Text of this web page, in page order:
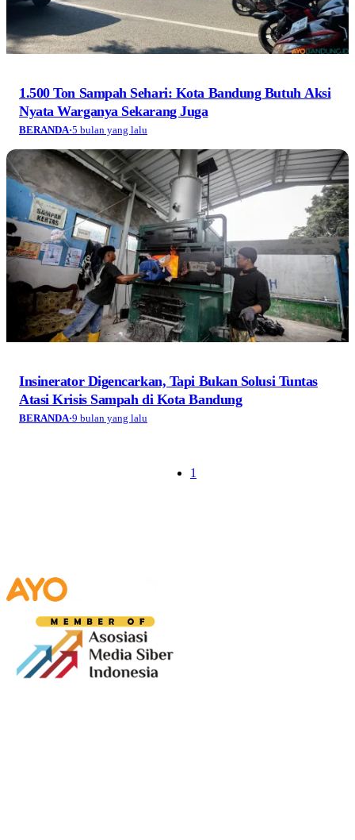
1.500 Ton Sampah Sehari: Kota Bandung Butuh Aksi
Nyata Warganya Sekarang Juga
BERANDA·5 bulan yang lalu
Insinerator Digencarkan, Tapi Bukan Solusi Tuntas
Atasi Krisis Sampah di Kota Bandung
BERANDA·9 bulan yang lalu
1